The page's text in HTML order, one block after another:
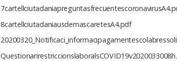
8cartellciutadaniausdemascaretesA4.pdf